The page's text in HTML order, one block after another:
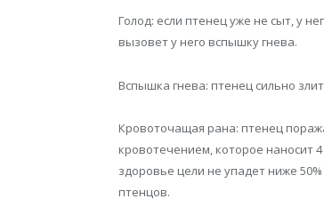
Голод: если птенец уже не сыт, у
вызовет у него вспышку гнева.
Вспышка гнева: птенец сильно
Кровоточащая рана: птенец
кровотечением, которое наносит
здоровье цели не упадет ниже
птенцов.